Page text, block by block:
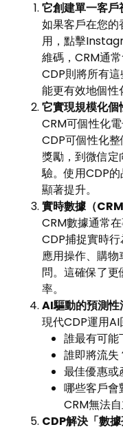
它創建單一客戶
如果客戶在您
用，點擊
維碼，CRM通
CDP則將所有
能更有效地個性
它實現規模化個
CRM可個性化電
CDP可個性化
獎勵，到微信
驗。使用CDP
顯著提升。
實時數據（CRM
CRM數據通常在
CDP捕捉實時行
應用操作、購
問。這確保了
率。
AI驅動的預測性
現代CDP運用AI
誰最有可能
誰即將流失
最佳優惠或
哪些客戶會
CRM無法
CDP解決「數